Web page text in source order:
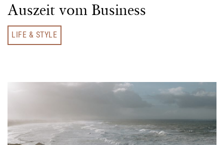
Auszeit vom Business
LIFE & STYLE